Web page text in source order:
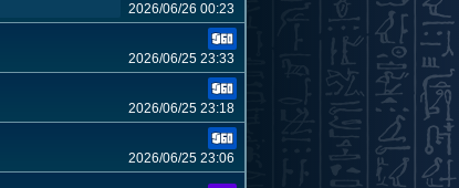
2026/06/26 00:23
2026/06/25 23:33
2026/06/25 23:18
2026/06/25 23:06